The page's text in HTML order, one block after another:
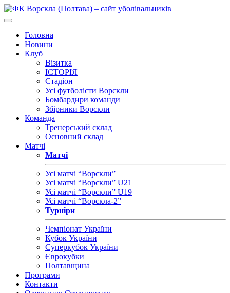
Головна
Новини
Клуб
Візитка
ІСТОРІЯ
Стадіон
Усі футболісти Ворскли
Бомбардири команди
Збірники Ворскли
Команда
Тренерський склад
Основний склад
Матчі
Матчі
Усі матчі “Ворскли”
Усі матчі “Ворскли” U21
Усі матчі “Ворскли” U19
Усі матчі “Ворскла-2”
Турніри
Чемпіонат України
Кубок України
Суперкубок України
Єврокубки
Полтавщина
Програми
Контакти